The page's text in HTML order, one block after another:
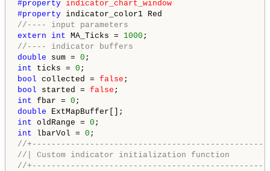
#property indicator_chart_window
#property
//---- input parameters
extern
int MA_Ticks = 1000
//---- indicator buffers
double sum = 0
int ticks = 0
bool collected = false
bool started = false
int fbar = 0
double
int oldRange = 0
int lbarVol = 0
//
//| Custom indicator initialization function
//